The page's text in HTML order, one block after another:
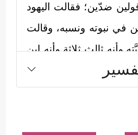
ضدّين؛ فقالت اليهود
في نبوته ونسبه، وقالت
وأنه ثالث ثلاثة وأنه ابن
بينهما إنما هو في
السلام؛ لأنه وُلد من غير